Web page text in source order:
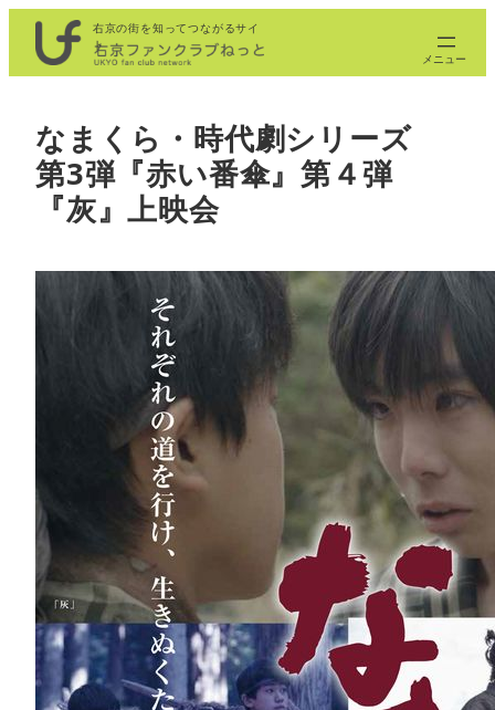
を
右京の街を知ってつながるサイ
ト
なまくら・時代劇シリーズ
第3弾『赤い番傘』第４弾
『灰』上映会